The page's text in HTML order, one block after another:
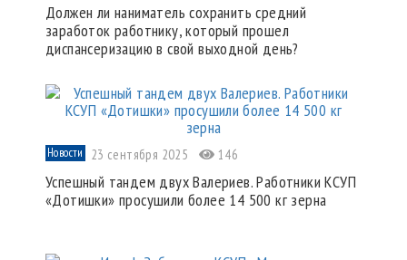
Должен ли наниматель сохранить средний
заработок работнику, который прошел
диспансеризацию в свой выходной день?
Новости 23 сентября 2025 146
Успешный тандем двух Валериев. Работники КСУП
«Дотишки» просушили более 14 500 кг зерна